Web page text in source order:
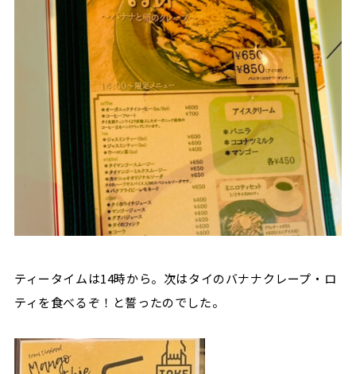
ティータイムは14時から。次はタイのバナナクレープ・ロ
ティを食べるぞ！と誓ったのでした。